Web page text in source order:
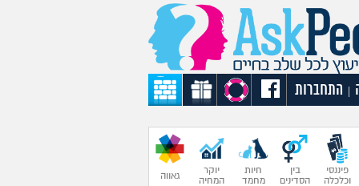
התחברות
פיננסי
וכלכלה
בין
הסדינים
חיות
מחמד
יוקר
המחיה
גאווה